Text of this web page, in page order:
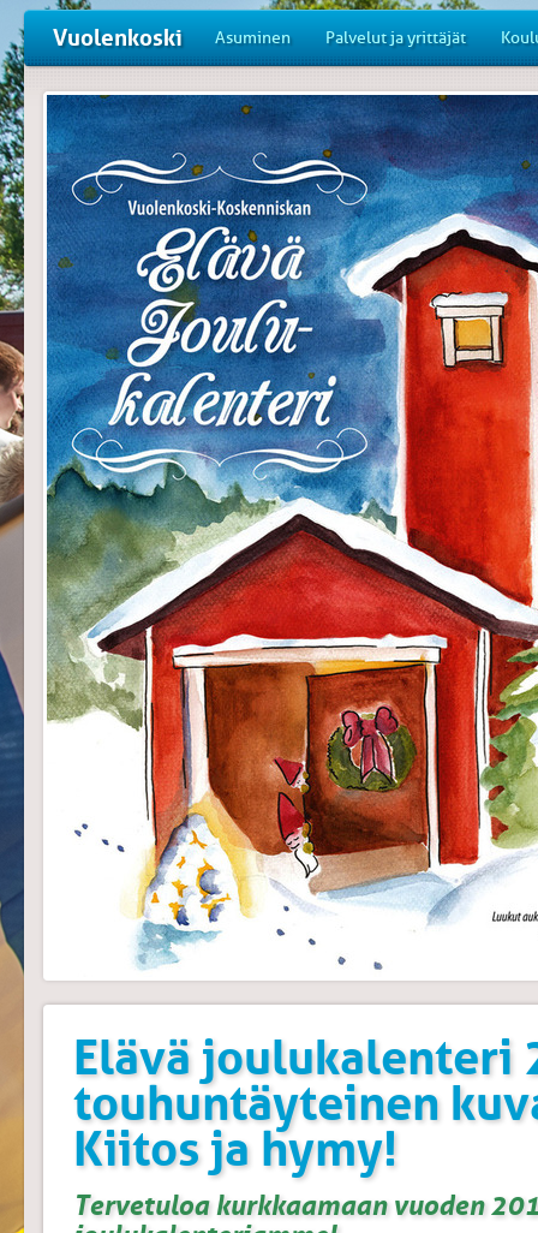
Vuolenkoski Asuminen Palvelut ja yrittäjät
Elävä joulukalenteri
touhuntäyteinen
Kiitos ja hymy!
Tervetuloa kurkkaamaan vuoden